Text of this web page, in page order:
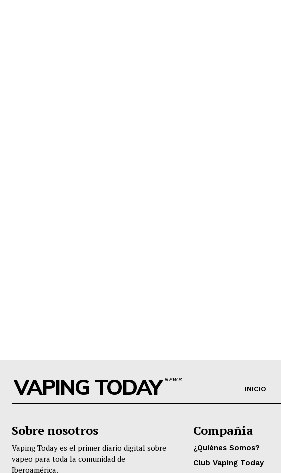
VAPING TODAYNEWS
INICIO
Sobre nosotros
Vaping Today es el primer diario digital sobre
vapeo para toda la comunidad de
Iberoamérica.
Compañia
¿Quiénes Somos?
Club Vaping Today